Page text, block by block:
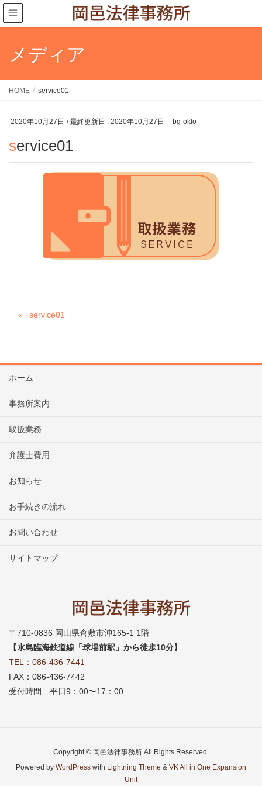
メディア
HOME service01
2020年10月27日 / 最終更新日 : 2020年10月27日 bg-oklo
service01
service01
ホーム
事務所案内
取扱業務
弁護士費用
お知らせ
お手続きの流れ
お問い合わせ
サイトマップ
〒710-0836 岡山県倉敷市沖165-1 1階
【水島臨海鉄道線「球場前駅」から徒歩10分】
TEL：086-436-7441
FAX：086-436-7442
受付時間 平日9：00〜17：00
Copyright © 岡邑法律事務所 All Rights Reserved.
Powered by WordPress with Lightning Theme & VK All in One Expansion
Unit